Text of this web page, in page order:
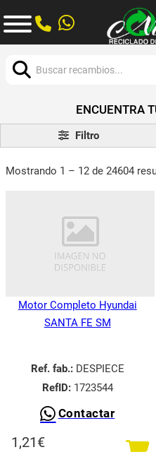
ENCUENTRA
Filtro
Mostrando 1 – 12 de 24604
Motor Completo Hyundai
SANTA FE SM
Ref. fab.:DESPIECE
RefID:1723544
Contactar
1,21€